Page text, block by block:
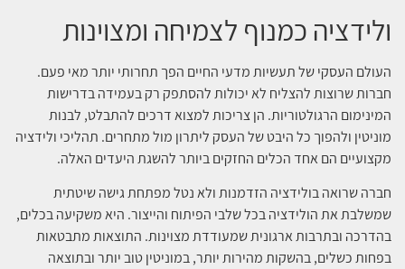
ולידציה כמנוף לצמיחה ומצוינות
העולם העסקי של תעשיות מדעי החיים הפך תחרותי יותר מאי פעם.
חברות שרוצות להצליח לא יכולות להסתפק רק בעמידה בדרישות
המינימום הרגולטוריות. הן צריכות למצוא דרכים להתבלט, לבנות
מוניטין ולהפוך כל היבט של העסק ליתרון מול מתחרים. תהליכי ולידציה
מקצועיים הם אחד הכלים החזקים ביותר להשגת היעדים האלה.
חברה שרואה בולידציה הזדמנות ולא נטל מפתחת גישה שיטתית
שמשלבת את הולידציה בכל שלבי הפיתוח והייצור. היא משקיעה בכלים,
בהדרכה ובתרבות ארגונית שמעודדת מצוינות. התוצאות מתבטאות
בפחות כשלים, בהשקות מהירות יותר, במוניטין טוב יותר ובתוצאה